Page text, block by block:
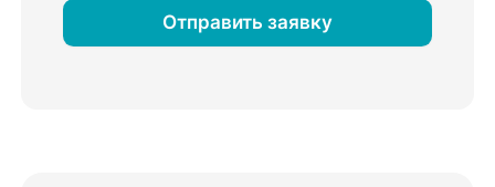
Отправить заявку